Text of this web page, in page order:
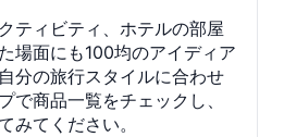
ティビティ、ホテルの部屋
場面にも100均のアイディア
分の旅行スタイルに合わせ
で商品一覧をチェックし、
みてください。